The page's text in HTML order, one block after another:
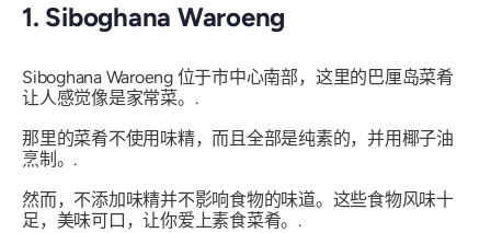
1. Siboghana Waroeng
Siboghana Waroeng 位于市中心南部，这里的巴厘岛菜肴
让人感觉像是家常菜。.
那里的菜肴不使用味精，而且全部是纯素的，并用椰子油
烹制。.
然而，不添加味精并不影响食物的味道。这些食物风味十
足，美味可口，让你爱上素食菜肴。.